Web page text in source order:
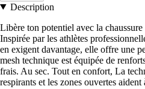
Description
Libère ton potentiel avec la
Inspirée par les athlètes
en exigent davantage, elle offre une
mesh technique est équipée de
frais. Au sec. Tout en confort, La
respirants et les zones ouvertes